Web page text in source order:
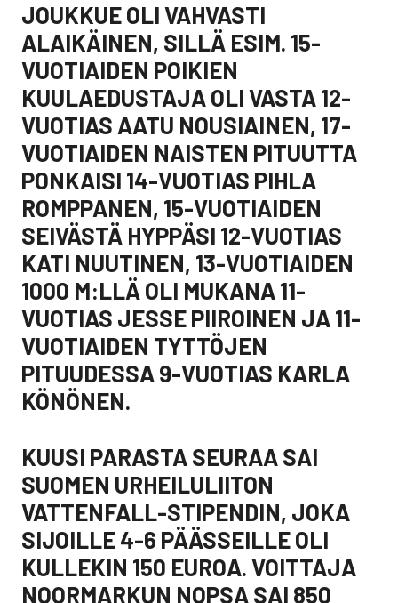
JOUKKUE OLI VAHVASTI
ALAIKÄINEN, SILLÄ ESIM. 15-
VUOTIAIDEN POIKIEN
KUULAEDUSTAJA OLI VASTA 12-
VUOTIAS AATU NOUSIAINEN, 17-
VUOTIAIDEN NAISTEN PITUUTTA
PONKAISI 14-VUOTIAS PIHLA
ROMPPANEN, 15-VUOTIAIDEN
SEIVÄSTÄ HYPPÄSI 12-VUOTIAS
KATI NUUTINEN, 13-VUOTIAIDEN
1000 M:LLÄ OLI MUKANA 11-
VUOTIAS JESSE PIIROINEN JA 11-
VUOTIAIDEN TYTTÖJEN
PITUUDESSA 9-VUOTIAS KARLA
KÖNÖNEN.
KUUSI PARASTA SEURAA SAI
SUOMEN URHEILULIITON
VATTENFALL-STIPENDIN, JOKA
SIJOILLE 4-6 PÄÄSSEILLE OLI
KULLEKIN 150 EUROA. VOITTAJA
NOORMARKUN NOPSA SAI 850